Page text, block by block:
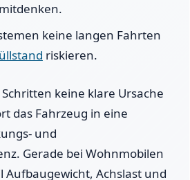
keine langen Fahrten
riskieren.
keine klare Ursache
das Fahrzeug in eine
und
Gerade bei Wohnmobilen
Aufbaugewicht, Achslast und